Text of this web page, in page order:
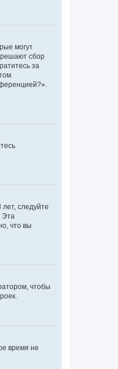
могут
сбор
за
следуйте
Эта
что вы
чтобы
время не